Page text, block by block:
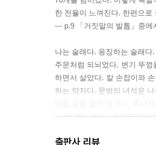
한 전율이 느껴진다. 한편으
--- p.9 「거짓말의 발톱」중에
나는 술래다. 응징하는 술래다.
주문처럼 되뇌었다. 변기 뚜
하면서 살았다. 칼 손잡이와
하는 약자다. 문밖의 녀석은
--- pp.206~207 「술래의 역습
“정말 죄송해요.”
출판사 리뷰